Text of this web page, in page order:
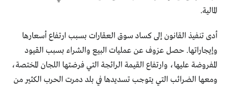
المالية.
أدى تنفيذ القانون إلى كساد سوق العقارات بسبب ارتفاع أسعارها
وإيجاراتها. حصل عزوف عن عمليات البيع والشراء بسبب القيود
المفروضة عليها، وارتفاع القيمة الرائجة التي فرضتها اللجان المختصة،
ومعها الضرائب التي يتوجب تسديدها في بلد دمرت الحرب الكثير من